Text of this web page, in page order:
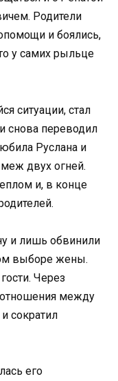
Родители
и боялись,
у самих рыльце
ситуации, стал
снова переводил
Руслана и
двух огней.
и, в конце
и лишь обвинили
выборе жены.
Через
отношения между
сократил
его